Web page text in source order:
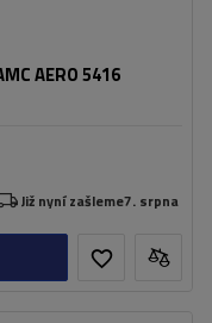
AERO 5416
Již nyní zašleme7. srpna